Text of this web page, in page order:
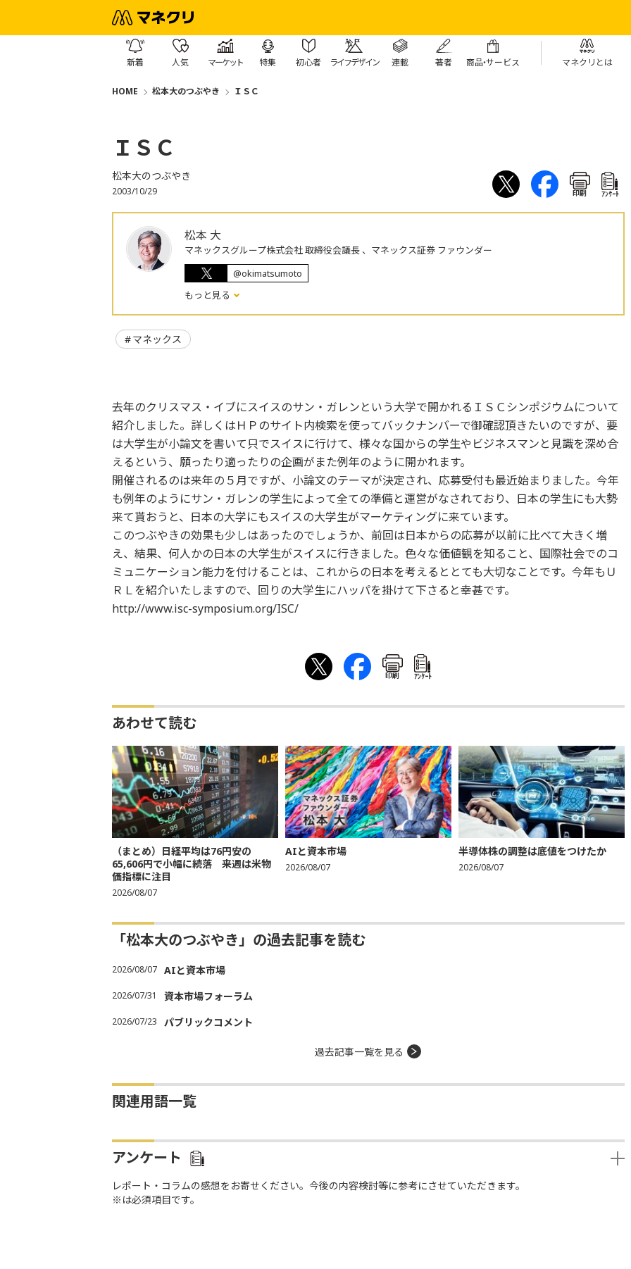
新着 人気 マーケット 特集 初心者 ライフデザイン 連載 著者 商品・サービス マネクリとは
HOME 松本大のつぶやき ＩＳＣ
ＩＳＣ
松本大のつぶやき
2003/10/29 印刷 ｱﾝｹｰﾄ
松本 大
マネックスグループ株式会社 取締役会議長 、マネックス証券 ファウンダー
@okimatsumoto
もっと見る
マネックス
去年のクリスマス・イブにスイスのサン・ガレンという大学で開かれるＩＳＣシンポジウムについて
紹介しました。詳しくはＨＰのサイト内検索を使ってバックナンバーで御確認頂きたいのですが、要
は大学生が小論文を書いて只でスイスに行けて、様々な国からの学生やビジネスマンと見識を深め合
えるという、願ったり適ったりの企画がまた例年のように開かれます。
開催されるのは来年の５月ですが、小論文のテーマが決定され、応募受付も最近始まりました。今年
も例年のようにサン・ガレンの学生によって全ての準備と運営がなされており、日本の学生にも大勢
来て貰おうと、日本の大学にもスイスの大学生がマーケティングに来ています。
このつぶやきの効果も少しはあったのでしょうか、前回は日本からの応募が以前に比べて大きく増
え、結果、何人かの日本の大学生がスイスに行きました。色々な価値観を知ること、国際社会でのコ
ミュニケーション能力を付けることは、これからの日本を考えるととても大切なことです。今年もＵ
ＲＬを紹介いたしますので、回りの大学生にハッパを掛けて下さると幸甚です。
http://www.isc-symposium.org/ISC/
印刷 ｱﾝｹｰﾄ
あわせて読む
（まとめ）日経平均は76円安の
65,606円で小幅に続落 来週は米物
価指標に注目
2026/08/07
AIと資本市場
2026/08/07
半導体株の調整は底値をつけたか
2026/08/07
「松本大のつぶやき」の過去記事を読む
2026/08/07 AIと資本市場
2026/07/31 資本市場フォーラム
2026/07/23 パブリックコメント
過去記事一覧を見る
関連用語一覧
アンケート
レポート・コラムの感想をお寄せください。今後の内容検討等に参考にさせていただきます。
※は必須項目です。